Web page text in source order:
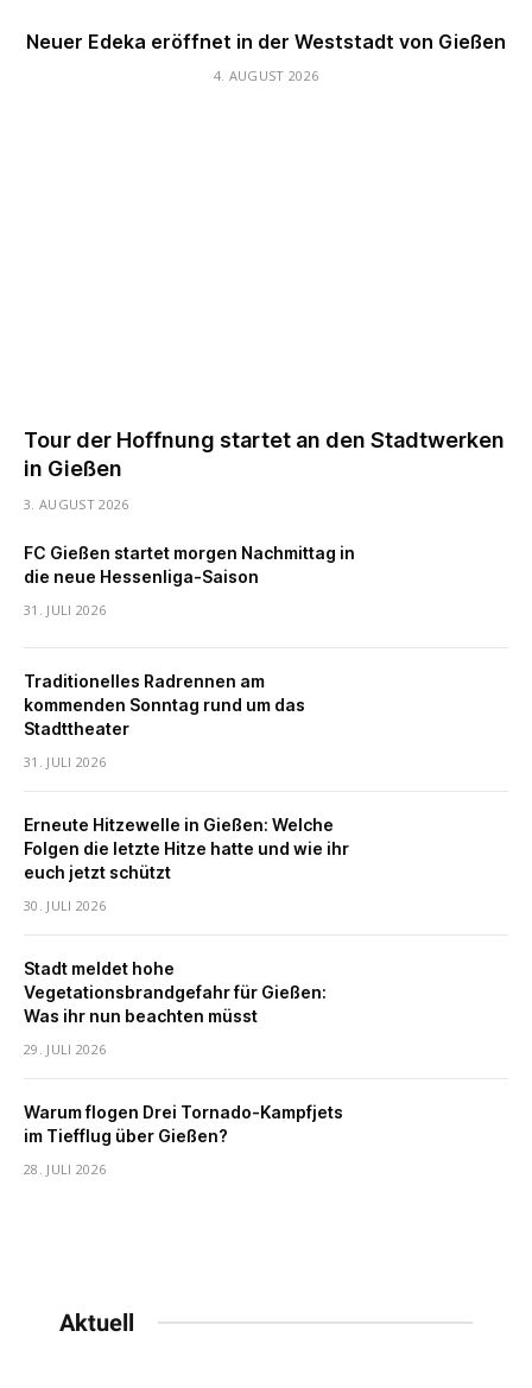
Neuer Edeka eröffnet in der Weststadt von Gießen
4. AUGUST 2026
Tour der Hoffnung startet an den Stadtwerken
in Gießen
3. AUGUST 2026
FC Gießen startet morgen Nachmittag in
die neue Hessenliga-Saison
31. JULI 2026
Traditionelles Radrennen am
kommenden Sonntag rund um das
Stadttheater
31. JULI 2026
Erneute Hitzewelle in Gießen: Welche
Folgen die letzte Hitze hatte und wie ihr
euch jetzt schützt
30. JULI 2026
Stadt meldet hohe
Vegetationsbrandgefahr für Gießen:
Was ihr nun beachten müsst
29. JULI 2026
Warum flogen Drei Tornado-Kampfjets
im Tiefflug über Gießen?
28. JULI 2026
Aktuell